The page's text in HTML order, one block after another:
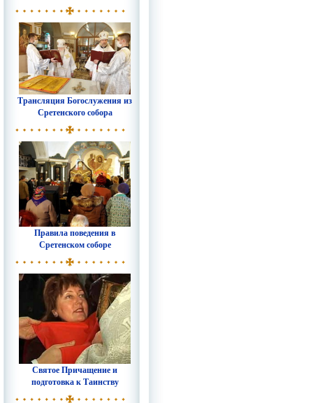
Трансляция Богослужения из
Сретенского собора
Правила поведения в
Сретенском соборе
Святое Причащение и
подготовка к Таинству